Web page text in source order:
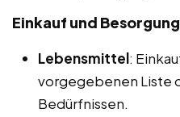
Einkauf und
Lebensmittel:
vorgegebenen Liste
Bedürfnissen.